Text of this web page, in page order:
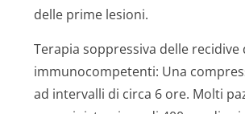
delle prime lesioni.
Terapia soppressiva delle
immunocompetenti: Una
ad intervalli di circa 6 ore. Molti